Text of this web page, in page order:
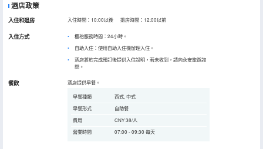
酒店政策
入住和退房 入住時間：10:00以後 退房時間：12:00以前
入住方式
櫃枱服務時間：24小時。
自助入住：使用自助入住機辦理入住。
酒店將於完成預訂後提供入住說明，若未收到，請向永安旅遊詢
問。
餐飲 酒店提供早餐。
早餐種類
西式, 中式
早餐形式
自助餐
費用
CNY 38/人
營業時間
07:00 - 09:30 每天